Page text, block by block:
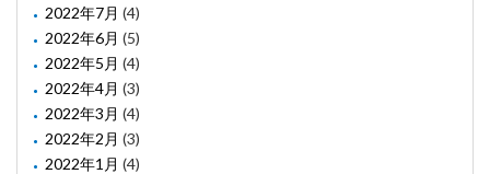
2022年7月 (4)
2022年6月 (5)
2022年5月 (4)
2022年4月 (3)
2022年3月 (4)
2022年2月 (3)
2022年1月 (4)